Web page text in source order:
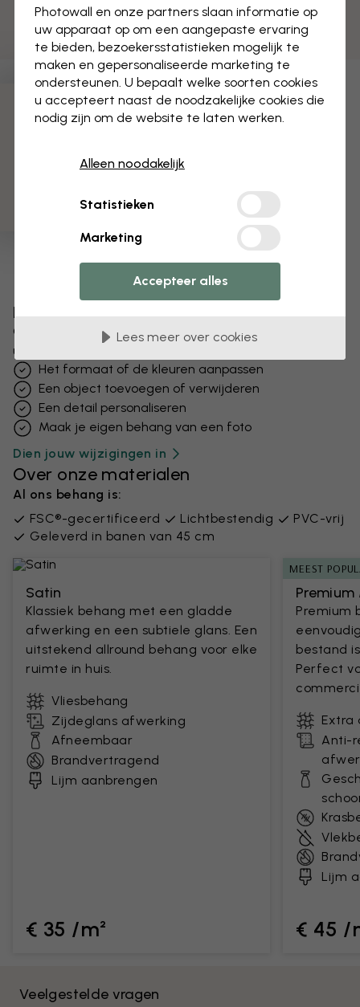
Bewerk uw behang
Ons ontwerpteam kan elk motief aanpassen om het
uniek voor jou te maken.
Het formaat of de kleuren aanpassen
Een object toevoegen of verwijderen
Een detail personaliseren
Maak je eigen behang van een foto
Dien jouw wijzigingen in
Over onze materialen
Al ons behang is:
FSC®-gecertificeerd
Lichtbestendig
PVC-vrij
Geleverd in banen van 45 cm
Satin
Klassiek behang met een gladde
afwerking en een subtiele glans. Een
uitstekend allround behang voor elke
ruimte in huis.
Vliesbehang
Zijdeglans afwerking
Afneembaar
Brandvertragend
Lijm aanbrengen
€ 35 /m²
MEEST
Premium
bestand
Perfect
Extra
Anti-
Lijm
€ 45 /
Veelgestelde vragen
Photowall en onze partners slaan informatie op
uw apparaat op om een aangepaste ervaring
te bieden, bezoekersstatistieken mogelijk te
maken en gepersonaliseerde marketing te
ondersteunen. U bepaalt welke soorten cookies
u accepteert naast de noodzakelijke cookies die
nodig zijn om de website te laten werken.
Alleen noodakelijk
Statistieken
Marketing
Accepteer alles
Lees meer over cookies